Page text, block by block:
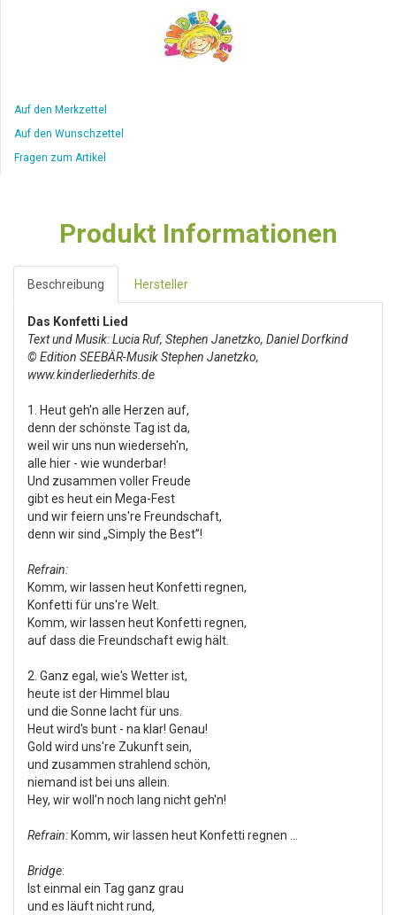
Auf den Merkzettel
Auf den Wunschzettel
Fragen zum Artikel
Produkt Informationen
Beschreibung Hersteller
Das Konfetti Lied
Text und Musik: Lucia Ruf, Stephen Janetzko, Daniel Dorfkind
© Edition SEEBÄR-Musik Stephen Janetzko,
www.kinderliederhits.de
1. Heut geh'n alle Herzen auf,
denn der schönste Tag ist da,
weil wir uns nun wiederseh'n,
alle hier - wie wunderbar!
Und zusammen voller Freude
gibt es heut ein Mega-Fest
und wir feiern uns're Freundschaft,
denn wir sind „Simply the Best”!
Refrain:
Komm, wir lassen heut Konfetti regnen,
Konfetti für uns're Welt.
Komm, wir lassen heut Konfetti regnen,
auf dass die Freundschaft ewig hält.
2. Ganz egal, wie's Wetter ist,
heute ist der Himmel blau
und die Sonne lacht für uns.
Heut wird's bunt - na klar! Genau!
Gold wird uns're Zukunft sein,
und zusammen strahlend schön,
niemand ist bei uns allein.
Hey, wir woll'n noch lang nicht geh'n!
Refrain: Komm, wir lassen heut Konfetti regnen …
Bridge:
Ist einmal ein Tag ganz grau
und es läuft nicht rund,